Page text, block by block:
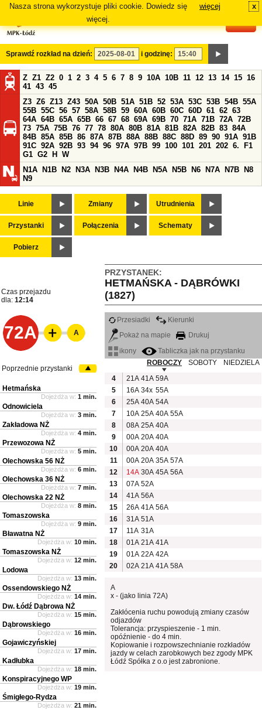
Nasza strona wykorzystuje pliki cookie. Dowiedz się
więcej.
więcej x
Sprawdź rozkład na dzień: i godzinę:
Z Z1 Z2 0 1 2 3 4 5 6 7 8 9 10A 10B 11 12 13 14 15 16
41 43 45
Z3 Z6 Z13 Z43 50A 50B 51A 51B 52 53A 53C 53B 54B 55A
55B 55C 56 57 58A 58B 59 60A 60B 60C 60D 61 62 63
64A 64B 65A 65B 66 67 68 69A 69B 70 71A 71B 72A 72B
73 75A 75B 76 77 78 80A 80B 81A 81B 82A 82B 83 84A
84B 85A 85B 86 87A 87B 88A 88B 88C 88D 89 90 91A 91B
91C 92A 92B 93 94 96 97A 97B 99 100 101 201 202 6.
F1
G1 G2 H
W
N1A
N1B N2 N3A N3B N4A N4B N5A N5B N6 N7A N7B
N8
N9
Linie Zmiany Utrudnienia
Przystanki Połączenia Schematy
Pobierz
PRZYSTANEK:
HETMAŃSKA - DĄBRÓWKI
(1827)
Czas przejazdu
dla: 12:14
72A
Przesiadki
Kierunki
Pokaż na mapie
Drukuj
ikony
Tabliczka jak na przystanku
ROBOCZY
SOBOTY
NIEDZIELA
4
21A 41A 59A
5
16A 34x 55A
6
25A 40A 54A
7
10A 25A 40A 55A
8
08A 25A 40A
9
00A 20A 40A
10
00A 20A 40A
11
00A 20A 35A 57A
12
14A 30A 45A 56A
13
07A 52A
14
41A 56A
15
26A 41A 56A
16
31A 51A
17
11A 31A
18
01A 21A 41A
19
01A 22A 42A
20
02A 21A 41A 58A
A
x - (jako linia 72A)
Zakłócenia ruchu powodują zmiany czasów
odjazdów
Tolerancja: przyspieszenie - 1 min.
opóźnienie - do 4 min.
Kopiowanie i rozpowszechnianie rozkładów
jazdy w celach zarobkowych bez zgody MPK
Łódź Spółka z o.o jest zabronione.
A
Poprzednie przystanki
Hetmańska
Dojeżdża w: 1 min.
Odnowiciela
Dojeżdża w: 3 min.
Zakładowa NŻ
Dojeżdża w: 4 min.
Przewozowa NŻ
Dojeżdża w: 5 min.
Olechowska 56 NŻ
Dojeżdża w: 6 min.
Olechowska 36 NŻ
Dojeżdża w: 7 min.
Olechowska 22 NŻ
Dojeżdża w: 8 min.
Tomaszowska
Dojeżdża w: 9 min.
Bławatna NŻ
Dojeżdża w: 10 min.
Tomaszowska NŻ
Dojeżdża w: 12 min.
Lodowa
Dojeżdża w: 13 min.
Ossendowskiego NŻ
Dojeżdża w: 14 min.
Dw. Łódź Dąbrowa NŻ
Dojeżdża w: 15 min.
Dąbrowskiego
Dojeżdża w: 16 min.
Gojawiczyńskiej
Dojeżdża w: 17 min.
Kadłubka
Dojeżdża w: 18 min.
Konspiracyjnego WP
Dojeżdża w: 19 min.
Śmigłego-Rydza
Dojeżdża w: 21 min.